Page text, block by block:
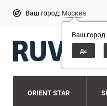
Ваш город: Москва
Ваш город
ORIENT STAR